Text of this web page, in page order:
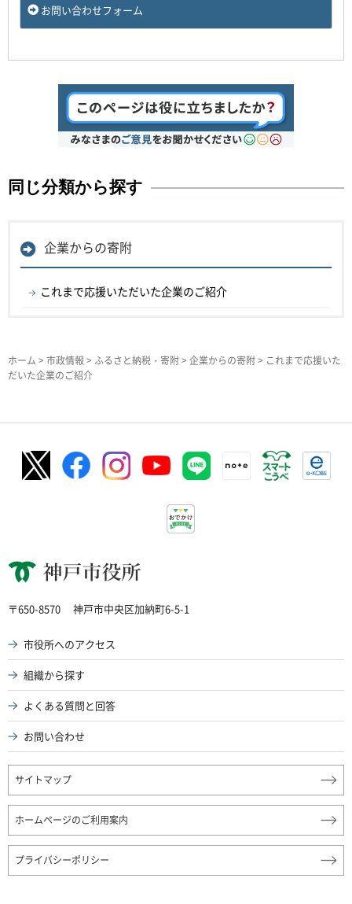
お問い合わせフォーム
同じ分類から探す
企業からの寄附
これまで応援いただいた企業のご紹介
ホーム > 市政情報 > ふるさと納税・寄附> 企業からの寄附> これまで応援いた
だいた企業のご紹介
神戸市役所
〒650-8570 神戸市中央区加納町6-5-1
市役所へのアクセス
組織から探す
よくある質問と回答
お問い合わせ
サイトマップ
ホームページのご利用案内
プライバシーポリシー